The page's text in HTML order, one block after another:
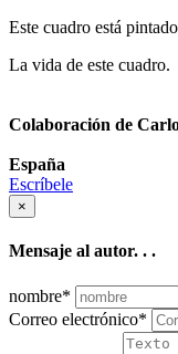
Este cuadro está
La vida de este cuadro.
Colaboración de
España
Escríbele
×
Mensaje al autor. . .
nombre*
Correo electrónico*